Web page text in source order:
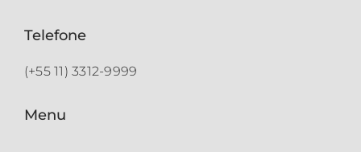
Telefone
(+55 11) 3312-9999
Menu